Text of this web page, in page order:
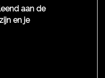
aan de
en je